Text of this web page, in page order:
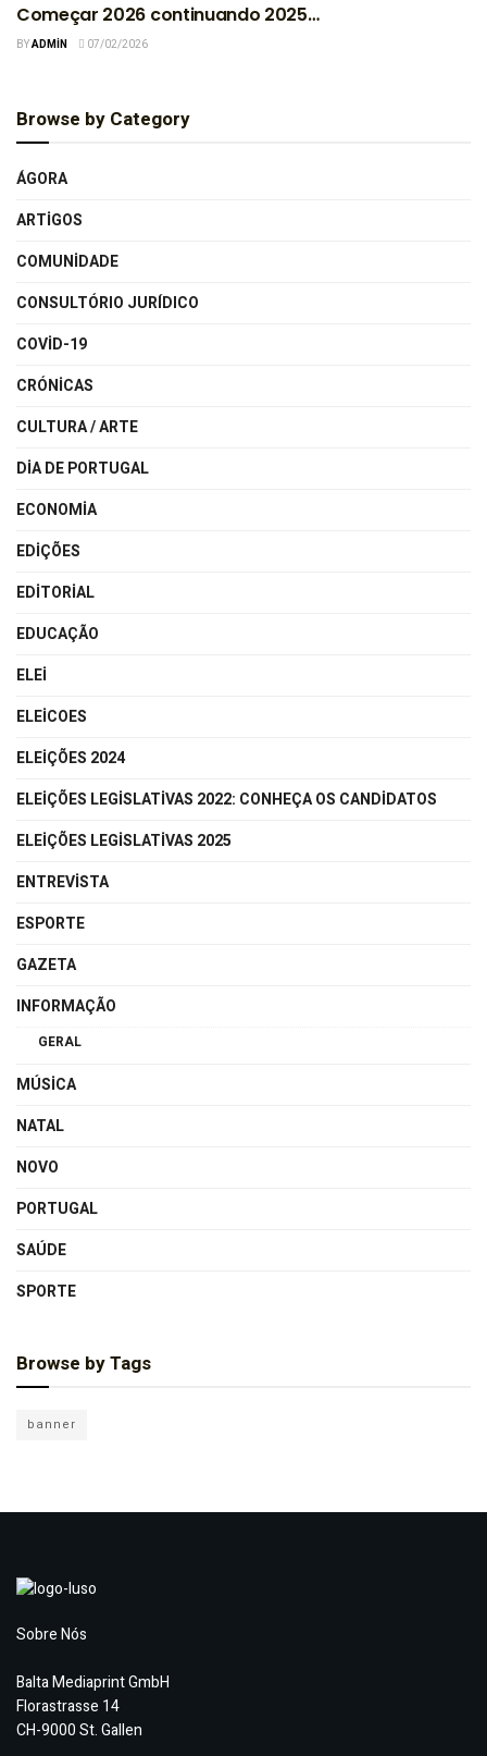
Começar 2026 continuando 2025…
BYADMIN 07/02/2026
Browse by Category
ÁGORA
ARTIGOS
COMUNIDADE
CONSULTÓRIO JURÍDICO
COVID-19
CRÓNICAS
CULTURA / ARTE
DIA DE PORTUGAL
ECONOMIA
EDIÇÕES
EDITORIAL
EDUCAÇÃO
ELEI
ELEICOES
ELEIÇÕES 2024
ELEIÇÕES LEGISLATIVAS 2022: CONHEÇA OS CANDIDATOS
ELEIÇÕES LEGISLATIVAS 2025
ENTREVISTA
ESPORTE
GAZETA
INFORMAÇÃO
GERAL
MÚSICA
NATAL
NOVO
PORTUGAL
SAÚDE
SPORTE
Browse by Tags
banner
Sobre Nós
Balta Mediaprint GmbH
Florastrasse 14
CH-9000 St. Gallen